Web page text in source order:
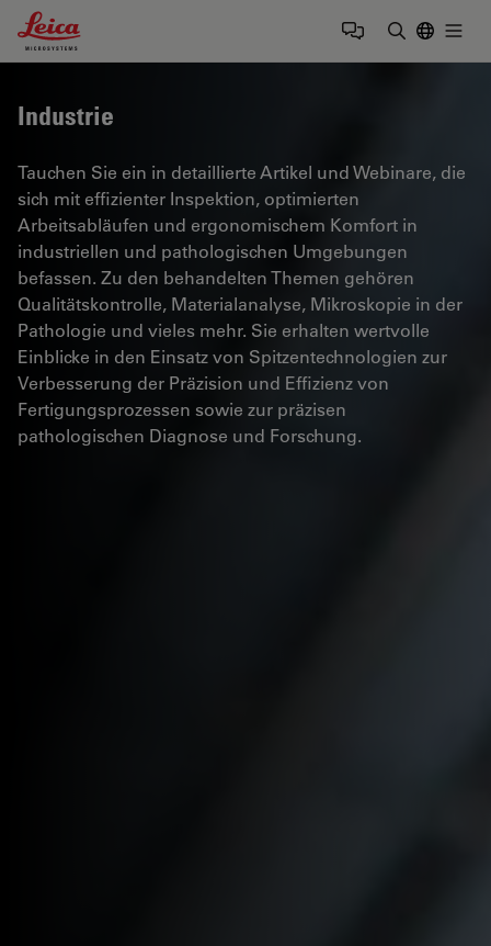
Leica Microsystems Logo
Industrie
Tauchen Sie ein in detaillierte Artikel und Webinare, die
sich mit effizienter Inspektion, optimierten
Arbeitsabläufen und ergonomischem Komfort in
industriellen und pathologischen Umgebungen
befassen. Zu den behandelten Themen gehören
Qualitätskontrolle, Materialanalyse, Mikroskopie in der
Pathologie und vieles mehr. Sie erhalten wertvolle
Einblicke in den Einsatz von Spitzentechnologien zur
Verbesserung der Präzision und Effizienz von
Fertigungsprozessen sowie zur präzisen
pathologischen Diagnose und Forschung.